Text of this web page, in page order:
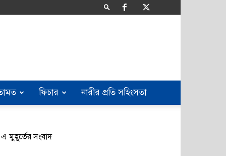
ফিচার নারীর প্রতি সহিংসতা
এ মুহূর্তের সংবাদ